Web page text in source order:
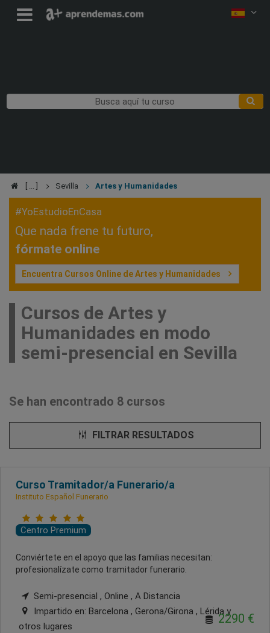
Sevilla Artes y Humanidades
#YoEstudioEnCasa
Que nada frene tu futuro,
fórmate online
Encuentra Cursos Online de Artes y Humanidades
Cursos de Artes y
Humanidades en modo
semi-presencial en Sevilla
Se han encontrado 8 cursos
FILTRAR RESULTADOS
Curso Tramitador/a Funerario/a
Instituto Español Funerario
Centro Premium
Conviértete en el apoyo que las familias necesitan:
profesionalízate como tramitador funerario.
Semi-presencial , Online , A Distancia
Impartido en: Barcelona , Gerona/Girona , Lérida y
otros lugares
2290 €